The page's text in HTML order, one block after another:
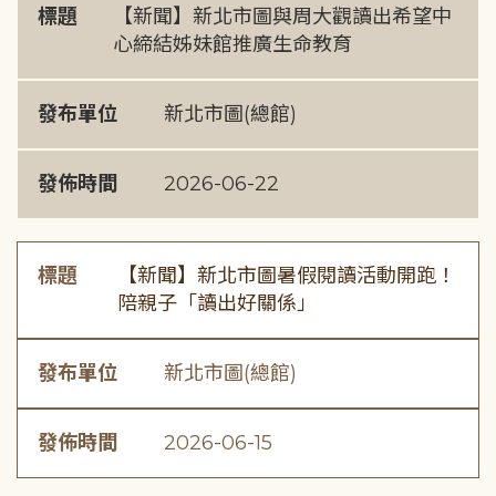
標題
【新聞】新北市圖與周大觀讀出希望中
心締結姊妹館推廣生命教育
發布單位 新北市圖(總館)
發佈時間 2026-06-22
標題
【新聞】新北市圖暑假閱讀活動開跑！
陪親子「讀出好關係」
發布單位 新北市圖(總館)
發佈時間 2026-06-15